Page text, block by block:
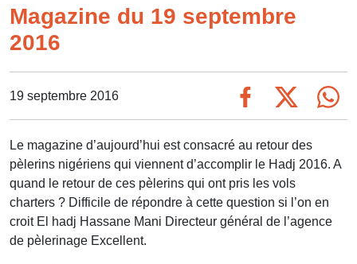
Magazine du 19 septembre
2016
19 septembre 2016
Le magazine d’aujourd’hui est consacré au retour des
pèlerins nigériens qui viennent d’accomplir le Hadj 2016. A
quand le retour de ces pèlerins qui ont pris les vols
charters ? Difficile de répondre à cette question si l’on en
croit El hadj Hassane Mani Directeur général de l’agence
de pèlerinage Excellent.